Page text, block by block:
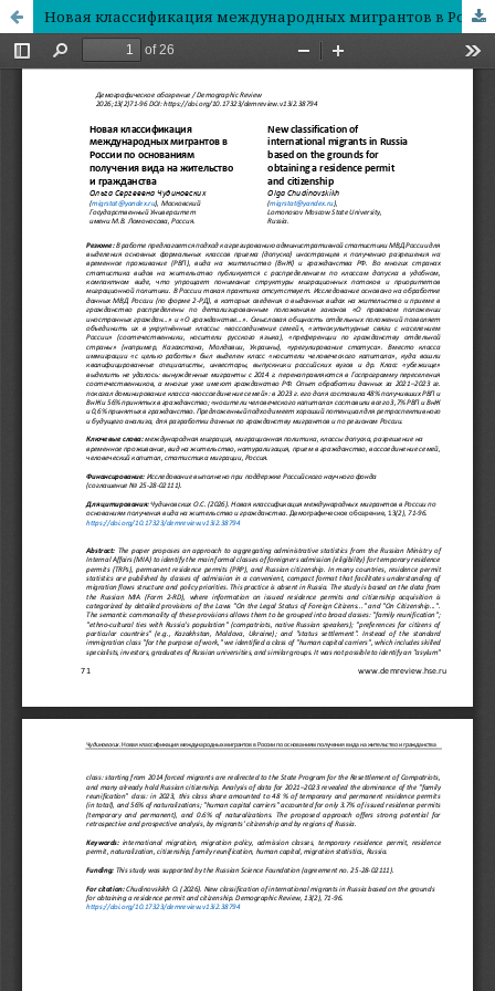
Новая классификация международных мигрантов в России по основаниям получения вида на жительство и гражданства